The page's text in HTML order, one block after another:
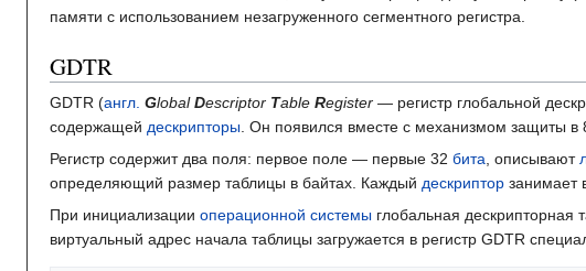
памяти с использованием незагруженного сегментного регистра.
GDTR
GDTR (англ. GlobalDescriptor Table Register — регистр глобальной
содержащей дескрипторы . Он появился вместе с механизмом защиты в
Регистр содержит два поля: первое поле — первые 32 бита , описывают
определяющий размер таблицы в байтах. Каждый дескриптор занимает
При инициализации операционной системы глобальная дескрипторная
виртуальный адрес начала таблицы загружается в регистр GDTR